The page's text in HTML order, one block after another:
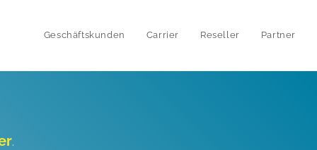
Geschäftskunden Carrier Reseller Partner
.